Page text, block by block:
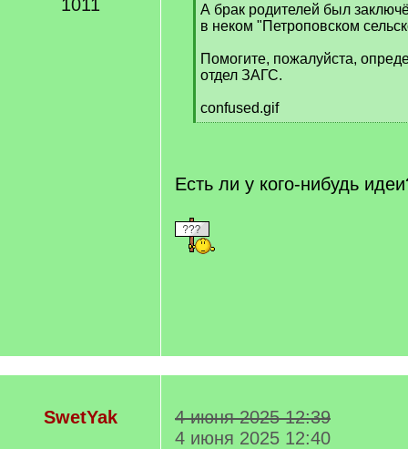
1011
А брак родителей был
в неком "Петроповском
Помогите, пожалуйста,
отдел ЗАГС.
confused.gif
[
Есть ли у кого-нибудь
SwetYak
4 июня 2025 12:39
4 июня 2025 12:40